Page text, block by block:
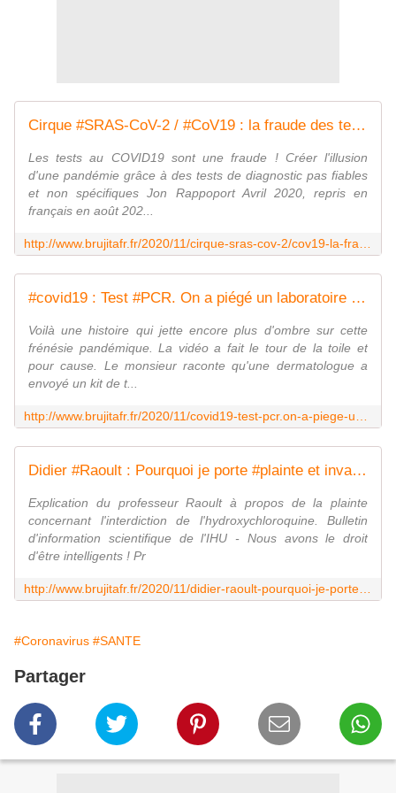
Cirque #SRAS-CoV-2 / #CoV19 : la fraude des tests RT-#PCR qui permet le gonflage des chiffres pour un enfumage général... - MOINS de BIENS PLUS de LIENS
Les tests au COVID19 sont une fraude ! Créer l'illusion
d'une pandémie grâce à des tests de diagnostic pas fiables
et non spécifiques Jon Rappoport Avril 2020, repris en
français en août 202...
#covid19 : Test #PCR. On a piégé un laboratoire - MOINS de BIENS PLUS de LIENS
Voilà une histoire qui jette encore plus d'ombre sur cette
frénésie pandémique. La vidéo a fait le tour de la toile et
pour cause. Le monsieur raconte qu'une dermatologue a
envoyé un kit de t...
Didier #Raoult : Pourquoi je porte #plainte et invalidité des tests #pcr - MOINS de BIENS PLUS de LIENS
Explication du professeur Raoult à propos de la plainte
concernant l'interdiction de l'hydroxychloroquine. Bulletin
d'information scientifique de l'IHU - Nous avons le droit
d'être intelligents ! Pr
#Coronavirus #SANTE
Partager